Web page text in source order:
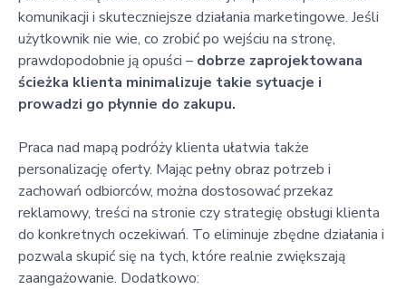
komunikacji i skuteczniejsze działania marketingowe. Jeśli
użytkownik nie wie, co zrobić po wejściu na stronę,
prawdopodobnie ją opuści – dobrze zaprojektowana
ścieżka klienta minimalizuje takie sytuacje i
prowadzi go płynnie do zakupu.
Praca nad mapą podróży klienta ułatwia także
personalizację oferty. Mając pełny obraz potrzeb i
zachowań odbiorców, można dostosować przekaz
reklamowy, treści na stronie czy strategię obsługi klienta
do konkretnych oczekiwań. To eliminuje zbędne działania i
pozwala skupić się na tych, które realnie zwiększają
zaangażowanie. Dodatkowo: